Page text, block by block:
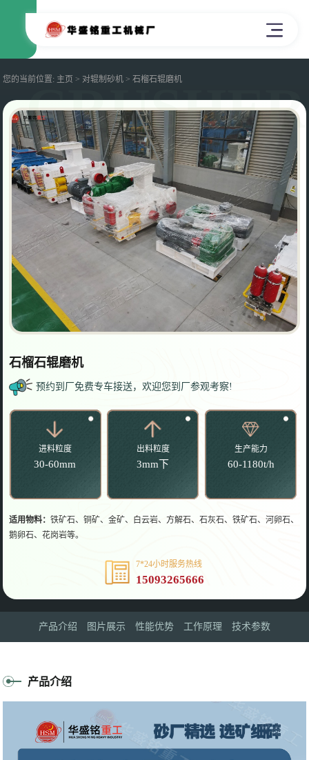
您的当前位置: 主页 > 对辊制砂机 > 石榴石辊磨机
石榴石辊磨机
预约到厂免费专车接送，欢迎您到厂参观考察!
进料粒度
30-60mm
出料粒度
3mm下
生产能力
60-1180t/h
适用物料：铁矿石、铜矿、金矿、白云岩、方解石、石灰石、铁矿石、河卵石、
鹅卵石、花岗岩等。
7*24小时服务热线
15093265666
产品介绍 图片展示 性能优势 工作原理 技术参数
产品介绍